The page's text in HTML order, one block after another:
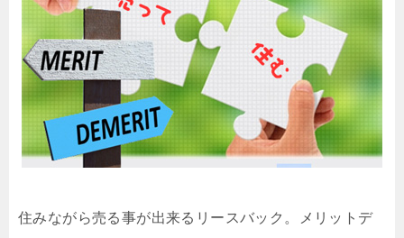
住みながら売る事が出来るリースバック。メリットデ